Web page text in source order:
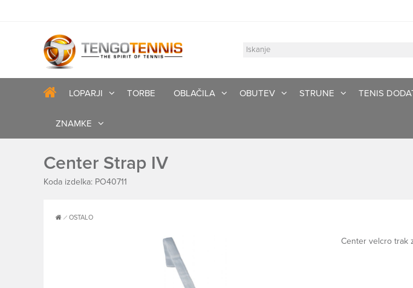
LOPARJI TORBE OBLAČILA OBUTEV STRUNE TENIS
ZNAMKE
Center Strap IV
Koda izdelka: PO40711
OSTALO
Center velcro trak